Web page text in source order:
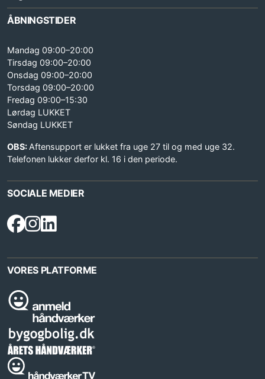
ÅBNINGSTIDER
Mandag 09:00–20:00
Tirsdag 09:00–20:00
Onsdag 09:00–20:00
Torsdag 09:00–20:00
Fredag 09:00–15:30
Lørdag LUKKET
Søndag LUKKET
OBS: Aftensupport er lukket fra uge 27 til og med uge 32.
Telefonen lukker derfor kl. 16 i den periode.
SOCIALE MEDIER
VORES PLATFORME